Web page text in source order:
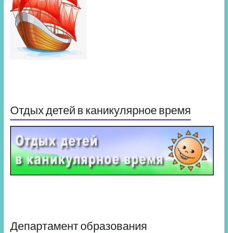
Отдых детей в каникулярное время
Департамент образования